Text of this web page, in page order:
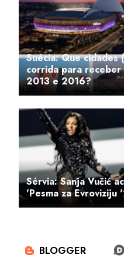
Suécia: Que cidades
corrida para receber
2013 e 2016?
Sérvia: Sanja Vučić
'Pesma za Evroviziju